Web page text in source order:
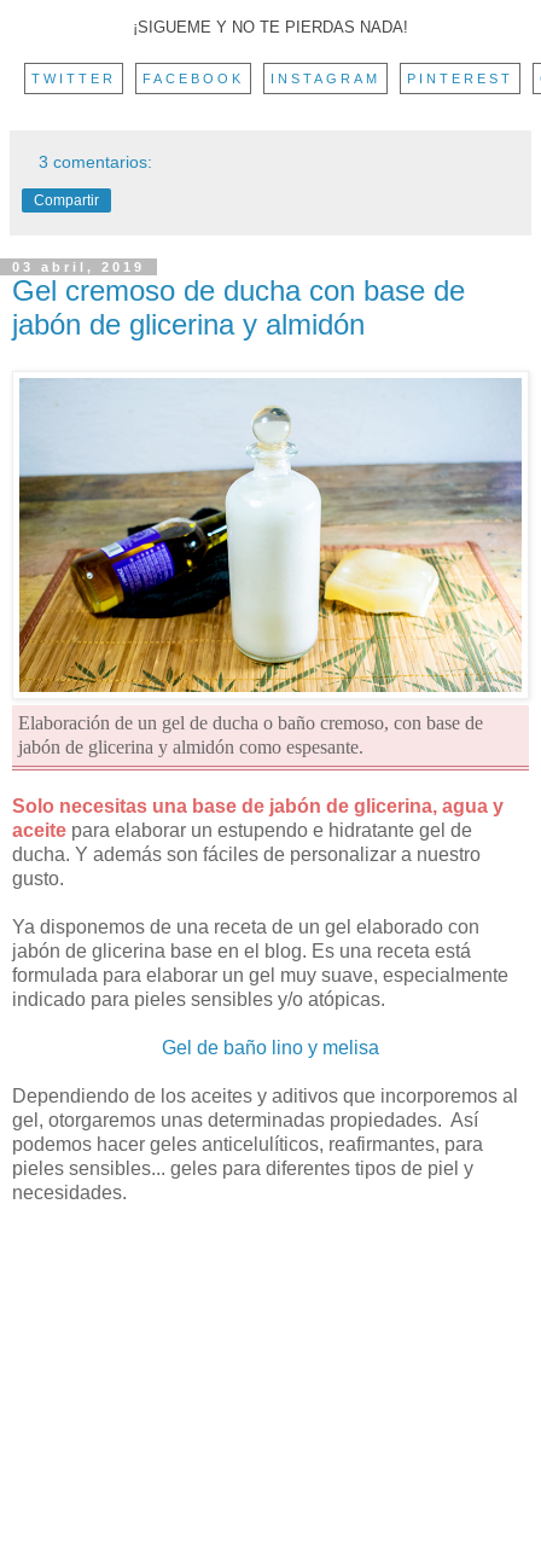
¡SIGUEME Y NO TE PIERDAS NADA!
TWITTER FACEBOOK INSTAGRAM PINTEREST
3 comentarios:
Compartir
03 abril, 2019
Gel cremoso de ducha con base de
jabón de glicerina y almidón
Elaboración de un gel de ducha o baño cremoso, con base de
jabón de glicerina y almidón como espesante.
Solo necesitas una base de jabón de glicerina, agua y
aceite para elaborar un estupendo e hidratante gel de
ducha. Y además son fáciles de personalizar a nuestro
gusto.
Ya disponemos de una receta de un gel elaborado con
jabón de glicerina base en el blog. Es una receta está
formulada para elaborar un gel muy suave, especialmente
indicado para pieles sensibles y/o atópicas.
Gel de baño lino y melisa
Dependiendo de los aceites y aditivos que incorporemos al
gel, otorgaremos unas determinadas propiedades. Así
podemos hacer geles anticelulíticos, reafirmantes, para
pieles sensibles... geles para diferentes tipos de piel y
necesidades.